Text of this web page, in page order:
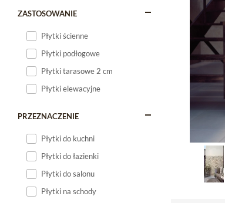
ZASTOSOWANIE
Płytki ścienne
Płytki podłogowe
Płytki tarasowe 2 cm
Płytki elewacyjne
PRZEZNACZENIE
Płytki do kuchni
Płytki do łazienki
Płytki do salonu
Płytki na schody